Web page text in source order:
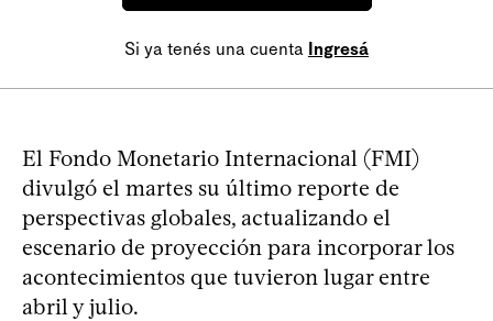
Si ya tenés una cuenta Ingresá
El Fondo Monetario Internacional (FMI)
divulgó el martes su último reporte de
perspectivas globales, actualizando el
escenario de proyección para incorporar los
acontecimientos que tuvieron lugar entre
abril y julio.